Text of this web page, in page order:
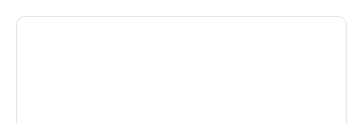
Comentario